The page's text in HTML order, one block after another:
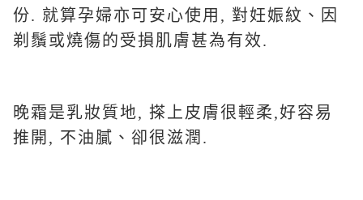
份. 就算孕婦亦可安心使用, 對妊娠紋、因
剃鬚或燒傷的受損肌膚甚為有效.
晚霜是乳妝質地, 搽上皮膚很輕柔,好容易
推開, 不油膩、卻很滋潤.